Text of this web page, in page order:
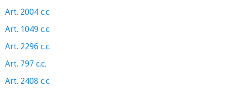
Art. 2004 c.c.
Art. 1049 c.c.
Art. 2296 c.c.
Art. 797 c.c.
Art. 2408 c.c.